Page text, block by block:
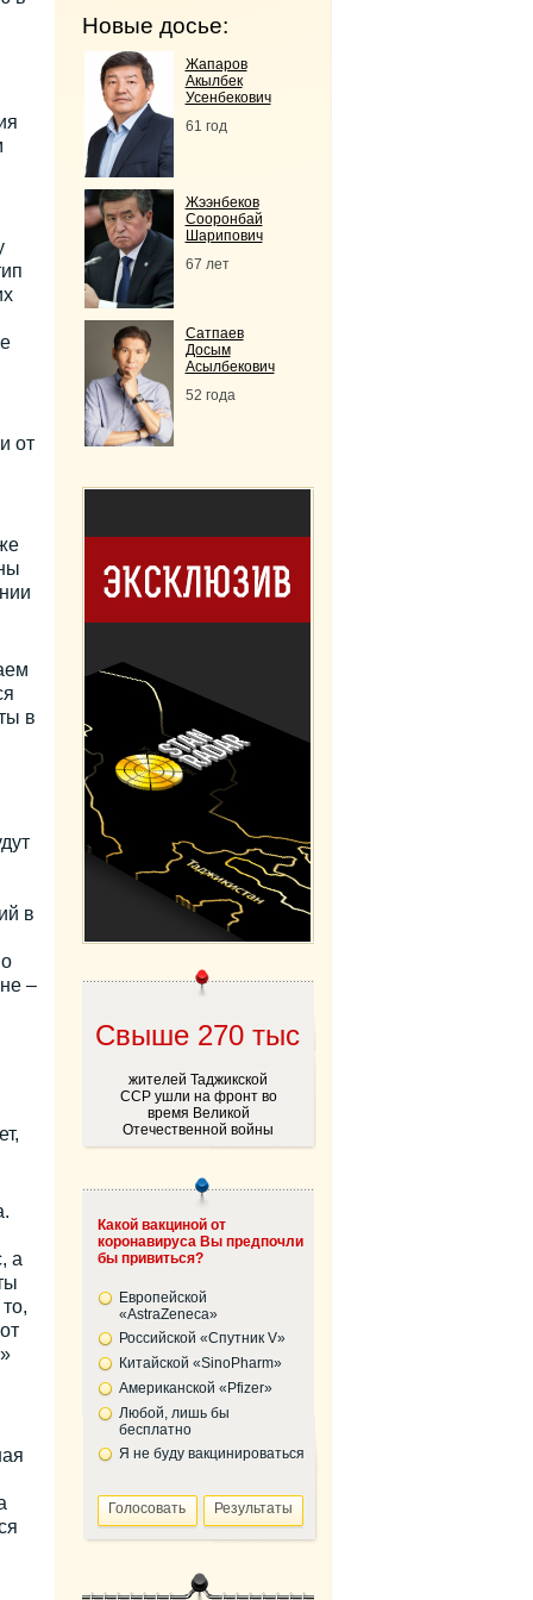
от
в
в
–
а
Новые досье:
Жапаров
Акылбек
Усенбекович
61 год
Жээнбеков
Сооронбай
Шарипович
67 лет
Сатпаев
Досым
Асылбекович
52 года
Cвыше 270 тыс
жителей Таджикской
ССР ушли на фронт во
время Великой
Отечественной войны
Какой вакциной от
коронавируса Вы предпочли
бы привиться?
Европейской
«AstraZeneca»
Российской «Спутник V»
Китайской «SinoPharm»
Американской «Pfizer»
Любой, лишь бы
бесплатно
Я не буду вакцинироваться